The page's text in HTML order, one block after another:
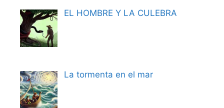
EL HOMBRE Y LA CULEBRA
La tormenta en el mar